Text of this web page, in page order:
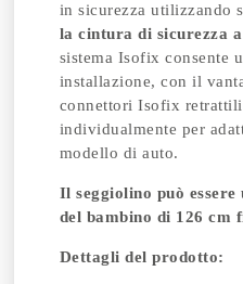
in sicurezza utilizzando
la cintura di sicurezza
sistema Isofix consente
installazione, con il
connettori Isofix retrattili
individualmente per
modello di auto.
Il seggiolino può
del bambino di 126 cm
Dettagli del prodotto: